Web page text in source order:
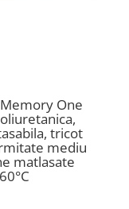
One
tricot
mediu
matlasate